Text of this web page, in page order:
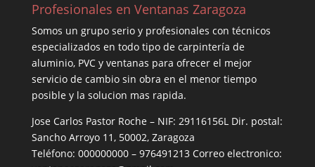
Profesionales en Ventanas Zaragoza
Somos un grupo serio y profesionales con técnicos
especializados en todo tipo de carpintería de
aluminio, PVC y ventanas para ofrecer el mejor
servicio de cambio sin obra en el menor tiempo
posible y la solucion mas rapida.
Jose Carlos Pastor Roche – NIF: 29116156L Dir. postal:
Sancho Arroyo 11, 50002, Zaragoza
Teléfono: 000000000 – 976491213 Correo electronico: